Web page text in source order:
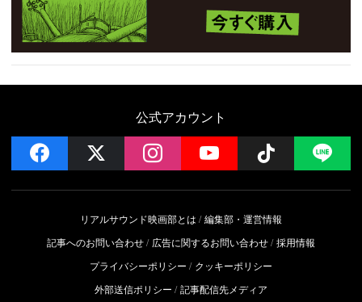
公式アカウント
facebook instagramYouTube Follow
リアルサウンド映画部とは
編集部・運営情報
記事へのお問い合わせ
広告に関するお問い合わせ 採用情報
プライバシーポリシー
クッキーポリシー
外部送信ポリシー
記事配信先メディア